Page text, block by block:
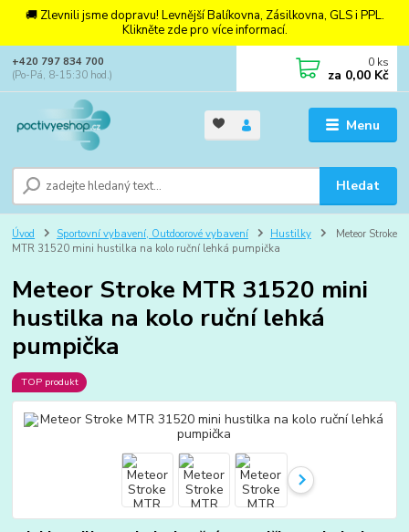
🚚 Zlevnili jsme dopravu! Levnější Balíkovna, Zásilkovna, GLS i PPL.
Klikněte zde pro více informací.
Menu
Hledat
+420 797 834 700
(Po-Pá, 8-15:30 hod.)
0 ks
za 0,00 Kč
Úvod Sportovní vybavení, Outdoorové vybavení Hustilky
Meteor Stroke
MTR 31520 mini hustilka na kolo ruční lehká pumpička
Meteor Stroke MTR 31520 mini
hustilka na kolo ruční lehká
pumpička
TOP produkt